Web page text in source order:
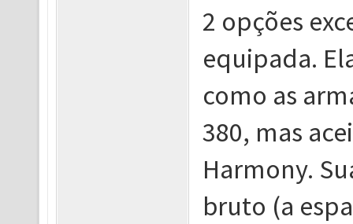
2 opções
equipada.
como as
380, mas
Harmony.
bruto (a